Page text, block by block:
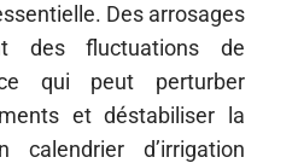
Des arrosages
des fluctuations de
qui peut perturber
et déstabiliser la
calendrier d’irrigation